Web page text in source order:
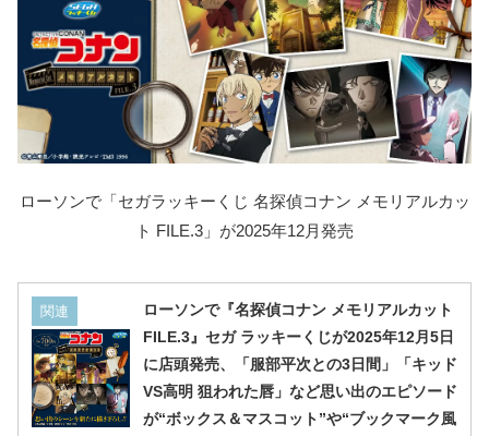
ローソンで「セガラッキーくじ 名探偵コナン メモリアルカッ
ト FILE.3」が2025年12月発売
関連
ローソンで『名探偵コナン メモリアルカット
FILE.3』セガ ラッキーくじが2025年12月5日
に店頭発売、「服部平次との3日間」「キッド
VS高明 狙われた唇」など思い出のエピソード
が“ボックス＆マスコット”や“ブックマーク風